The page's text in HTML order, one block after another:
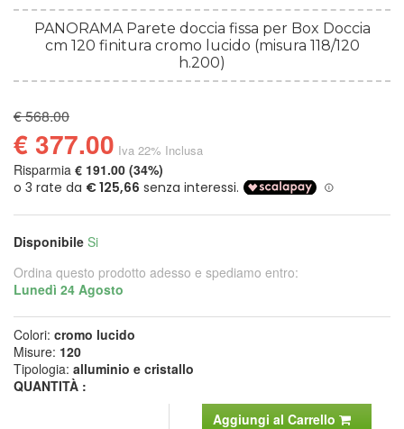
PANORAMA Parete doccia fissa per Box Doccia
cm 120 finitura cromo lucido (misura 118/120
h.200)
€ 568.00
€ 377.00 Iva 22% Inclusa
Risparmia € 191.00 (34%)
Disponibile Si
Ordina questo prodotto adesso e spediamo entro:
Lunedì 24 Agosto
Colori: cromo lucido
Misure: 120
Tipologia: alluminio e cristallo
QUANTITÀ :
Aggiungi al Carrello